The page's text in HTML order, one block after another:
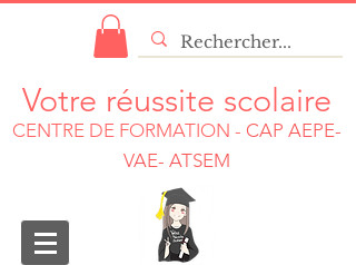
Votre réussite scolaire
CENTRE DE FORMATION - CAP AEPE-
VAE- ATSEM